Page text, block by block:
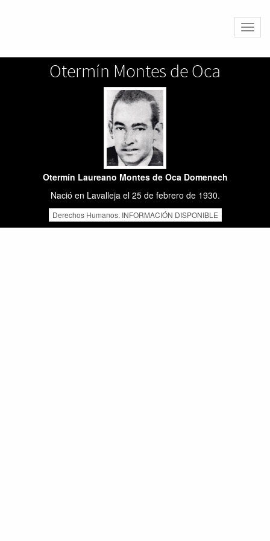
Otermín Montes de Oca
Otermín Laureano Montes de Oca Domenech
Nació en Lavalleja el 25 de febrero de 1930.
Derechos Humanos. INFORMACIÓN DISPONIBLE